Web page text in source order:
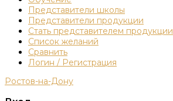
Представители школы
Представители продукции
Стать представителем продукции
Список желаний
Сравнить
Логин / Регистрация
Ростов-на-Дону